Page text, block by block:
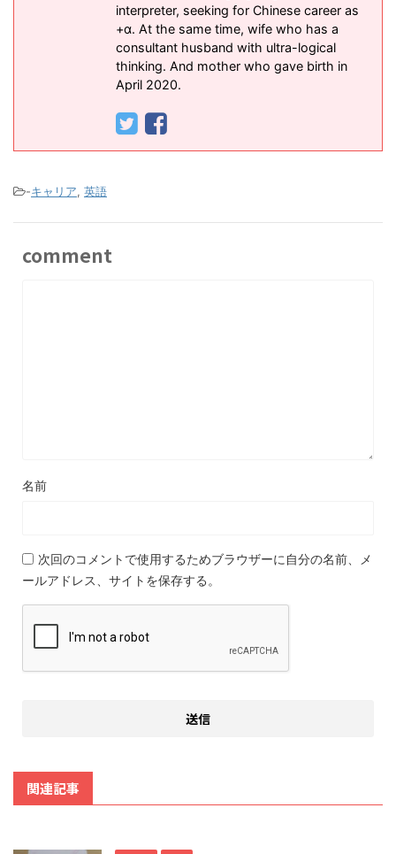
interpreter, seeking for Chinese career as
+α. At the same time, wife who has a
consultant husband with ultra-logical
thinking. And mother who gave birth in
April 2020.
-キャリア, 英語
comment
名前
次回のコメントで使用するためブラウザーに自分の名前、メ
ールアドレス、サイトを保存する。
関連記事